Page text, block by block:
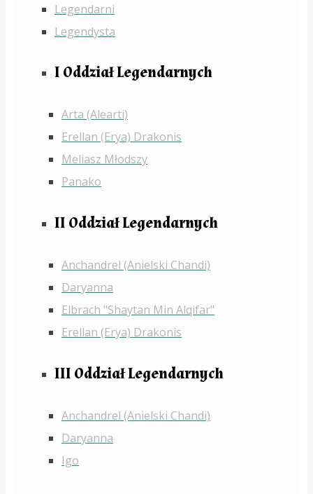
Legendarni
Legendysta
I Oddział Legendarnych
Arta (Alearti)
Erellan (Erya) Drakonis
Meliasz Młodszy
Panako
II Oddział Legendarnych
Anchandrel (Anielski Chandi)
Daryanna
Elbrach "Shaytan Min Alqifar"
Erellan (Erya) Drakonis
III Oddział Legendarnych
Anchandrel (Anielski Chandi)
Daryanna
Igo